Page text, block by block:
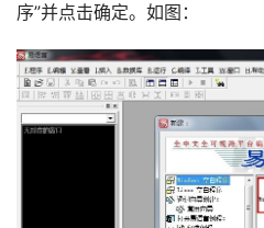
序”并点击确定。如图：